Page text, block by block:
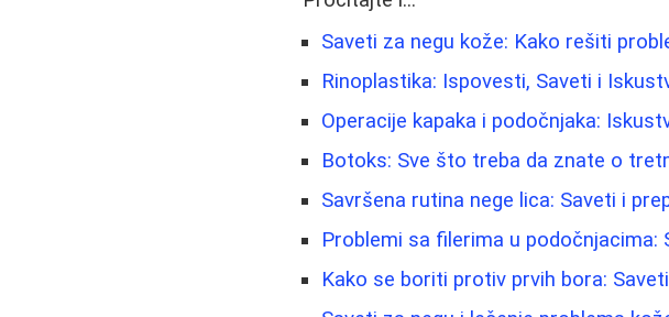
Saveti za negu kože: Kako rešiti
Rinoplastika: Ispovesti, Saveti i
Operacije kapaka i podočnjaka:
Botoks: Sve što treba da znate o
Savršena rutina nege lica: Saveti i
Problemi sa filerima u podočnjacima:
Kako se boriti protiv prvih bora: